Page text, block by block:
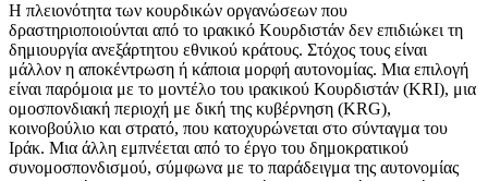
Η πλειονότητα των κουρδικών οργανώσεων που
δραστηριοποιούνται από το ιρακικό Κουρδιστάν δεν επιδιώκει τη
δημιουργία ανεξάρτητου εθνικού κράτους. Στόχος τους είναι
μάλλον η αποκέντρωση ή κάποια μορφή αυτονομίας. Μια επιλογή
είναι παρόμοια με το μοντέλο του ιρακικού Κουρδιστάν (KRI), μια
ομοσπονδιακή περιοχή με δική της κυβέρνηση (KRG),
κοινοβούλιο και στρατό, που κατοχυρώνεται στο σύνταγμα του
Ιράκ. Μια άλλη εμπνέεται από το έργο του δημοκρατικού
συνομοσπονδισμού, σύμφωνα με το παράδειγμα της αυτονομίας